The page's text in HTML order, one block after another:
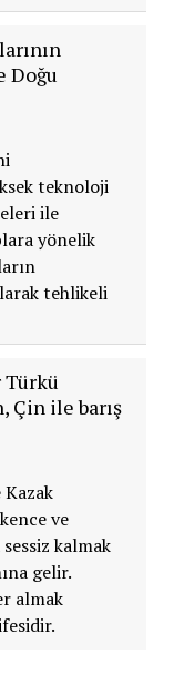
Doğu
teknoloji
ile
yönelik
tehlikeli
Çin ile barış
Kazak
ve
kalmak
gelir.
almak